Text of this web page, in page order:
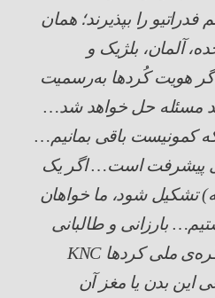
فدراتیو را بپذیرند؛ همان
آلمان، بلژیک و
هویت کُردها به‌رسمیت
شود، ۷۰ درصد مسئله حل خواهد شد…
کمونیست باقی بمانیم…
پیشرفت است… اگر یک
تشکیل شود، ما خواهان
بارزانی و طالبانی
ملی کردهاKNC
این بدن یا مغز آن